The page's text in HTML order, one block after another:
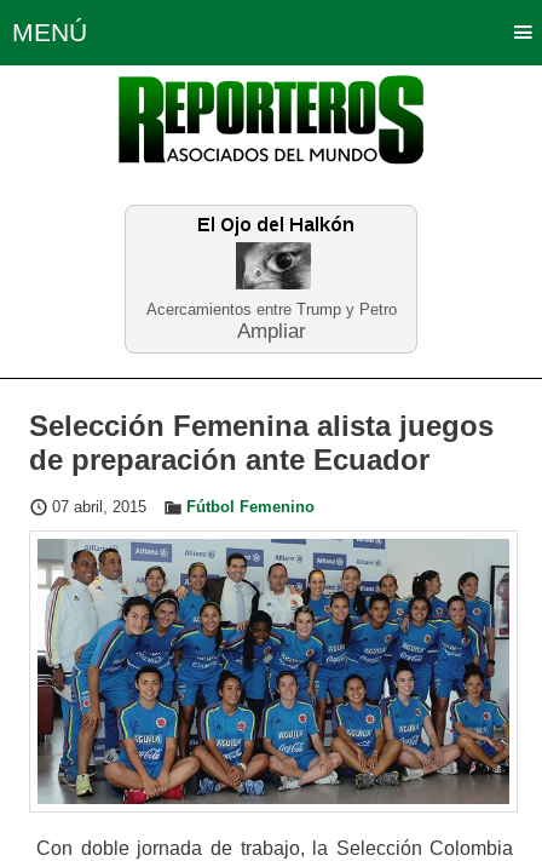
Acercamientos entre Trump y Petro
Ampliar
MENÚ
Política Opinión Bogotá
Planeta Tierra Deportes
Educación Neira
Selección Femenina alista juegos
de preparación ante Ecuador
07 abril, 2015 Fútbol Femenino
Con doble jornada de trabajo, la Selección Colombia